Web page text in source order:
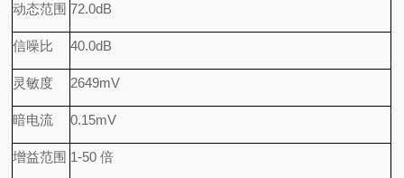
动态范围 72.0dB
信噪比 40.0dB
灵敏度 2649mV
暗电流 0.15mV
增益范围 1-50 倍